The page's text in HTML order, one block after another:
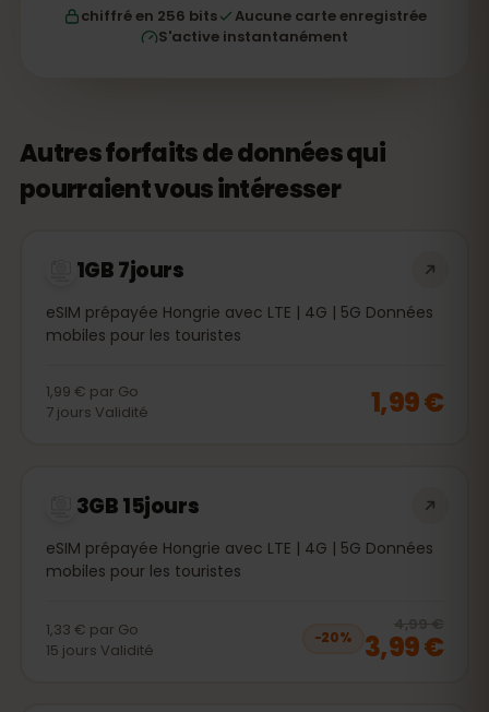
chiffré en 256 bits
Aucune carte enregistrée
S'active instantanément
Autres forfaits de données qui
pourraient vous intéresser
1GB 7jours
eSIM prépayée Hongrie avec LTE | 4G | 5G Données
mobiles pour les touristes
1,99 € par Go
7 jours Validité 1,99 €
3GB 15jours
eSIM prépayée Hongrie avec LTE | 4G | 5G Données
mobiles pour les touristes
1,33 € par Go
15 jours Validité
−20%
4,99 €
3,99 €